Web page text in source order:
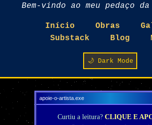
Bem-vindo ao meu pedaço
Início Obras
Substack
Blog
🌙 Dark Mode
apoie-o-artista.exe
Curtiu a leitura? CLIQUE E